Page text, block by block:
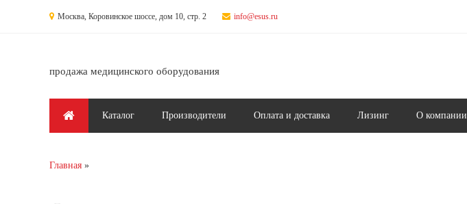
Москва, Коровинское шоссе, дом 10, стр. 2 info@esus.ru
продажа медицинского оборудования
Главное менюКаталог Производители Оплата и доставка Лизинг О компании
Вы здесь
Главная